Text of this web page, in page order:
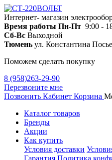
Интернет- магазин
Время работы Пн-Пт 9:00 -
Сб-Вс Выходной
Тюмень ул. Константина
Поможем сделать покупку
8 (958)263-29-90
Перезвоните мне
Позвонить Кабинет Корзина
Каталог товаров
Бренды
Акции
Как купить
Условия доставки
Гарантия Политика